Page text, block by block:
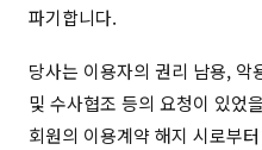
파기합니다.
당사는 이용자의 권리 남용,
및 수사협조 등의 요청이 있었
회원의 이용계약 해지 시로부